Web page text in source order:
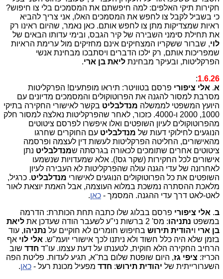
חקירות תיקי האלפים: למה חיפשתם את המסמכים בלי צו חיפוש?
כי בשביל לקבל צו לחפש את המסמכים האלו, אני צריך להביא
ראיות שמצדיקות מתן צו לחפש אותם. כאן נאמר, שהיום ראינו רק
את תחילת סימני השבירה של קיר הגבס, ובימי עדותו הבאים של
לוי, שברור ששקריו המצחיקים אינם מחזיקים מול ערימת הראיות
שמפריכות אותם, רק ילכו הדברים ויסתבכו מבחינת אנשי
הפרקליטות, ובעיקר מבחינת ליאת בן ארי.
1.6.26
:
א. אלי ציפורי פרסם בטוויטר: תיראו מופתעים! הפרקליטות
מסרבת למסור להגנה את הפרוטוקולים והמסמכים מדיונים עם
היועץ המשפטי לממשלה מנדלבליט בקשר לאישורי החקירה בתיקי
1000, 2000 ו-4000. כזכור, לאחר שהפרקליטות נאלצה למסור חלק
מהפרוטוקולים לעיון השופטים ואלו איפשרו לפרסם ציטוטים
הנוגעים לחילוקי דעות של מנדלבליט עם החוקרים שחרגו
מהאישורים, החליטה הפרקליטות לעשות דין לעצמה ופרסמה
ציטוטים אחרים שתומכים לכאורה בגרסתה שמנדלבליט נתן
אישורים לכל החקירות (שקר גס!). אלא שמעדויות שנשמעו
לאחרונה של עדי הגנה עולה שהפרקליטות לא העבירה לעיון
השופטים את כל הפרוטוקולים הנוגעים לאישורי מנדלבליט. כרגיל,
מלאכת ההסתרה נמשכת במלוא העוצמה, אבל האמת יוצאת לאור
לאט-לאט דרך עדי ההגנה. המסמך - כאן.
ב. אלי ציפורי פרסם בבלוג שלו כתבה תחת הכותרת: הדרמה
במשפט נתניהו: מס' 2 ברשות ני"ע לשעבר הודה שעדכן את
ליאת
בן ארי ויהודית תירוש בחיפוש חומרים לא חוקיים על נתניהו, עוד
בזמן שלא היה כלל חשוד ולא ניתנו לכך אישורי יועמ"ש. אלי לוי אף
הרחיב החקירה הלא חוקית, לטענתו על דעת עצמו. עו"ד חדד שוב
הכריז: ציפי גז, היום שופטת שלום בת"א, תגיע לעדות. פליטת הפה
השערורייתית של יהודית תירוש: חדד מפעיל מכונת רעל - כאן.